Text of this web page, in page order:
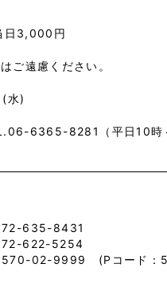
日3,000円
ご遠慮ください。
水)
6365-8281（平日10時
635-8431
622-5254
02-9999 (Pコード：